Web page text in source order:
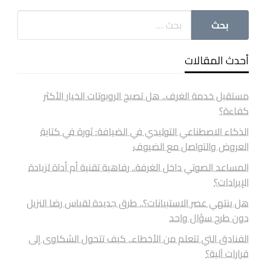
أحدث المقالات
مستقبل خدمة الغرف.. هل تصبح الروبوتات الخيار الأكثر
كفاءة؟
الذكاء الاصطناعي التوليدي في الضيافة: ثورة في كتابة
العروض والتواصل مع الضيوف
المساعد الصوتي داخل الغرفة.. رفاهية تقنية أم أداة لزيادة
الإيرادات؟
هل ينتهي عصر الاستبيانات؟.. طرق جديدة لقياس رضا النزيل
دون طرح سؤال واحد
الفنادق التي تتعلم من الأخطاء.. كيف تتحول الشكاوى إلى
قرارات آلية؟